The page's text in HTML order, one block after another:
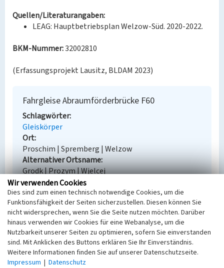
Quellen/Literaturangaben:
LEAG: Hauptbetriebsplan Welzow-Süd. 2020-2022.
BKM-Nummer:32002810
(Erfassungsprojekt Lausitz, BLDAM 2023)
Fahrgleise Abraumförderbrücke F60
Schlagwörter
Gleiskörper
Ort
Proschim | Spremberg | Welzow
Alternativer Ortsname
Grodk | Prozym | Wjelcej
Fachsicht(en)
Denkmalpflege
Erfassungsmaßstab
Keine Angabe
Erfassungsmethode
Übernahme aus externer Fachdatenbank
Wir verwenden Cookies
Dies sind zum einen technisch notwendige Cookies, um die
Funktionsfähigkeit der Seiten sicherzustellen. Diesen können Sie
nicht widersprechen, wenn Sie die Seite nutzen möchten. Darüber
hinaus verwenden wir Cookies für eine Webanalyse, um die
Nutzbarkeit unserer Seiten zu optimieren, sofern Sie einverstanden
sind. Mit Anklicken des Buttons erklären Sie Ihr Einverständnis.
Weitere Informationen finden Sie auf unserer Datenschutzseite.
Impressum | Datenschutz